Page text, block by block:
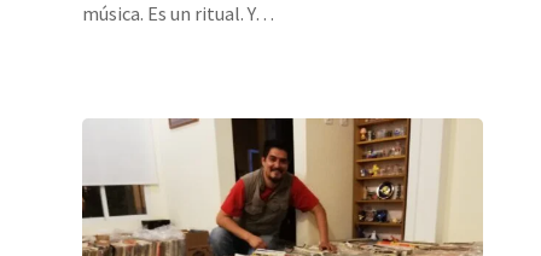
música. Es un ritual. Y…